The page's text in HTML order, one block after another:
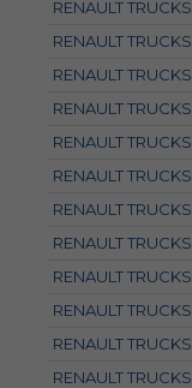
RENAULT TRUCKS
RENAULT TRUCKS
RENAULT TRUCKS
RENAULT TRUCKS
RENAULT TRUCKS
RENAULT TRUCKS
RENAULT TRUCKS
RENAULT TRUCKS
RENAULT TRUCKS
RENAULT TRUCKS
RENAULT TRUCKS
RENAULT TRUCKS